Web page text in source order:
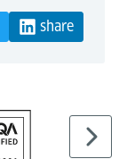
share